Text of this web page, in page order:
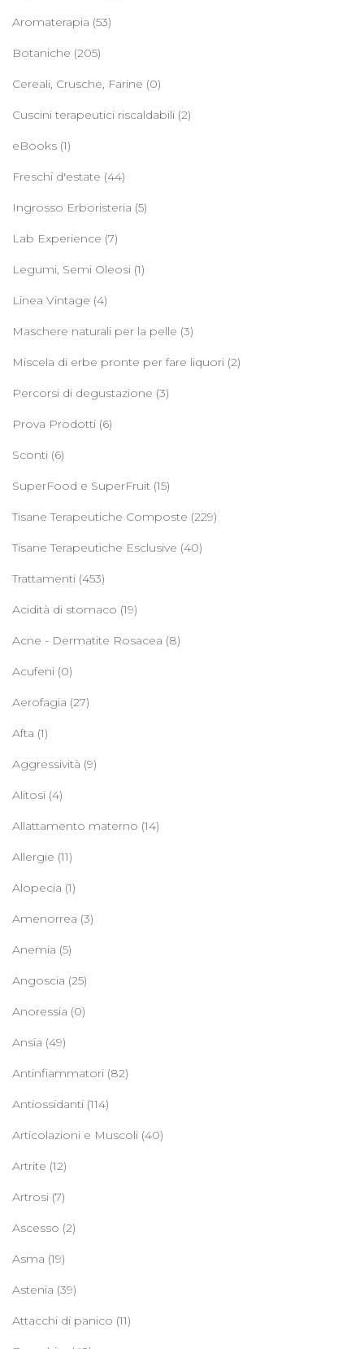
Aromaterapia (53)
Botaniche (205)
Cereali, Crusche, Farine (0)
Cuscini terapeutici riscaldabili (2)
eBooks (1)
Freschi d'estate (44)
Ingrosso Erboristeria (5)
Lab Experience (7)
Legumi, Semi Oleosi (1)
Linea Vintage (4)
Maschere naturali per la pelle (3)
Miscela di erbe pronte per fare liquori (2)
Percorsi di degustazione (3)
Prova Prodotti (6)
Sconti (6)
SuperFood e SuperFruit (15)
Tisane Terapeutiche Composte (229)
Tisane Terapeutiche Esclusive (40)
Trattamenti (453)
Acidità di stomaco (19)
Acne - Dermatite Rosacea (8)
Acufeni (0)
Aerofagia (27)
Afta (1)
Aggressività (9)
Alitosi (4)
Allattamento materno (14)
Allergie (11)
Alopecia (1)
Amenorrea (3)
Anemia (5)
Angoscia (25)
Anoressia (0)
Ansia (49)
Antinfiammatori (82)
Antiossidanti (114)
Articolazioni e Muscoli (40)
Artrite (12)
Artrosi (7)
Ascesso (2)
Asma (19)
Astenia (39)
Attacchi di panico (11)